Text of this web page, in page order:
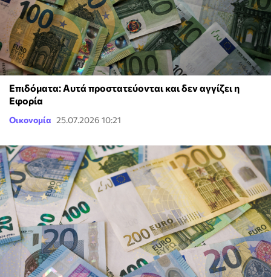
Επιδόματα: Αυτά προστατεύονται και δεν αγγίζει η
Εφορία
Οικονομία 25.07.2026 10:21